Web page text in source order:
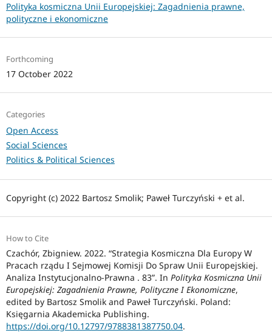
Polityka kosmiczna Unii Europejskiej: Zagadnienia prawne,
polityczne i ekonomiczne
Forthcoming
17 October 2022
Categories
Open Access
Social Sciences
Politics & Political Sciences
Copyright (c) 2022 Bartosz Smolik; Paweł Turczyński + et al.
How to Cite
Czachór, Zbigniew. 2022. “Strategia Kosmiczna Dla Europy W
Pracach rządu I Sejmowej Komisji Do Spraw Unii Europejskiej.
Analiza Instytucjonalno-Prawna . 83”. In Polityka Kosmiczna Unii
Europejskiej: Zagadnienia Prawne, Polityczne I Ekonomiczne,
edited by Bartosz Smolik and Paweł Turczyński. Poland:
Księgarnia Akademicka Publishing.
https://doi.org/10.12797/9788381387750.04.